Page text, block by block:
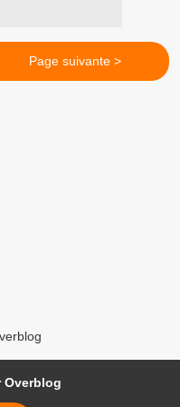
Page suivante >
Overblog